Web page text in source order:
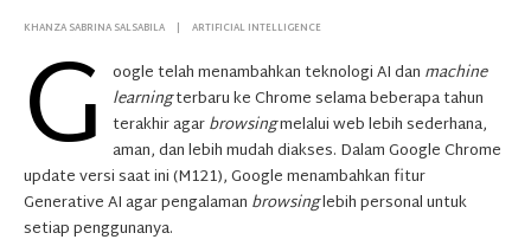
KHANZA SABRINA SALSABILA ARTIFICIAL INTELLIGENCE
G oogle telah menambahkan teknologi AI dan machine
learningterbaru ke Chrome selama beberapa tahun
terakhir agarbrowsingmelalui web lebih sederhana,
aman, dan lebih mudah diakses. Dalam Google Chrome
update versi saat ini (M121), Google menambahkan fitur
Generative AI agar pengalaman browsinglebih personal untuk
setiap penggunanya.